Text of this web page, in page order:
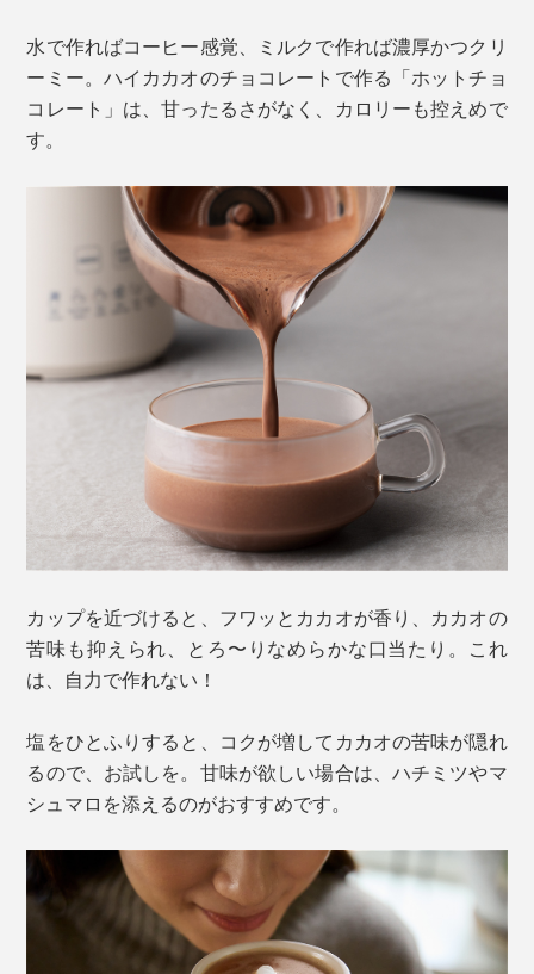
水で作ればコーヒー感覚、ミルクで作れば濃厚かつクリ
ーミー。ハイカカオのチョコレートで作る「ホットチョ
コレート」は、甘ったるさがなく、カロリーも控えめで
す。
カップを近づけると、フワッとカカオが香り、カカオの
苦味も抑えられ、とろ〜りなめらかな口当たり。これ
は、自力で作れない！
塩をひとふりすると、コクが増してカカオの苦味が隠れ
るので、お試しを。甘味が欲しい場合は、ハチミツやマ
シュマロを添えるのがおすすめです。